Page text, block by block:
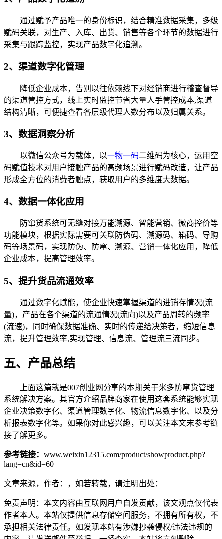
通过赋予产品唯一的身份标识，结合精准数据采集，多级
赋码关联，对生产、入库、出货、销售等各个环节的数据进行
采集与跟踪监控，实现产品数字化追溯。
2、渠道数字化管理
降低企业成本，告别以往依赖线下对经销商进行稽查督导
的渠道管控方式，线上实时监控节省大量人手管控成本,渠道
结构清晰，可便捷查看各层级代理人数分布以及归属关系。
3、数据洞察分析
以微信公众号为载体，以一物一码二维码为核心，运用空
码赋值技术对用户接触产品的高频场景进行赋码改造，让产品
形成全方位的消费者触点，获取用户的多维度大数据。
4、数据一体化应用
防窜货系统可无缝对接万能溯源、智能营销、微商控价等
功能模块，根据实际需要可关联防伪码、溯源码、箱码、导购
码等场景码，实现防伪、防窜、溯源、营销一体化应用，降低
企业成本，提高管理效率。
5、提升货品流通效率
通过数字化赋能，使企业快速掌握渠道的进销存情况(流
量)，产品在各个渠道的流通情况(流向)以及产品周转的频率
(流速)，同时确保数据准确、实时的传递给决策者，缩短信息
流，提升管理效率,实现管理、信息流、管理流三流同步。
五、产品总结
上面这篇就是007创业网分享的本期关于米多防窜货管理
系统解决方案。其官方介绍品牌商家在使用这套系统能够实现
企业决策数字化、渠道管理数字化、物流信息数字化、以及分
析报表数字化等。如果你对此感兴趣，可以关注本文末参考链
接了解更多。
参考链接： www.weixin12315.com/product/showproduct.php?
lang=cn&id=60
文章来源，作者：，如若转载，请注明出处：
免责声明：本文内容由互联网用户自发贡献，该文观点仅代表
作者本人。本站仅提供信息存储空间服务，不拥有所有权，不
承担相关法律责任。如发现本站有涉嫌抄袭侵权/违法违规的